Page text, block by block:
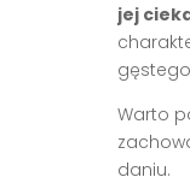
jej
Warto
daniu.